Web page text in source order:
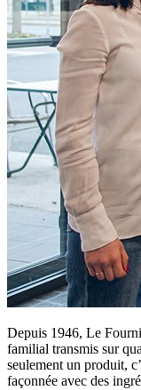
Depuis 1946, Le
familial transmis sur
seulement un produit,
façonnée avec des